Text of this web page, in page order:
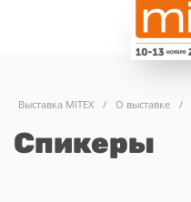
Выставка MITEX / О выставке /
Спикеры